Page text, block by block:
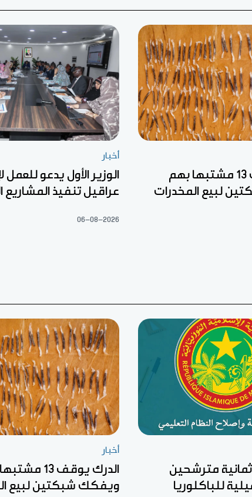
الدرك يوقف 13 مشتبها بهم
لبيع المخدرات
أخبار
الوزير الأول يدعو للعمل
عراقيل تنفيذ المشاريع
06-08-2026
ثمانية مترشحين
للباكلوريا
أخبار
الدرك يوقف 13
ويفكك شبكتين لبيع